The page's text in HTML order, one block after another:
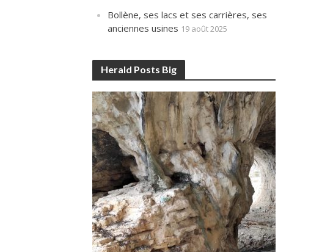
Bollène, ses lacs et ses carrières, ses
anciennes usines 19 août 2025
Herald Posts Big